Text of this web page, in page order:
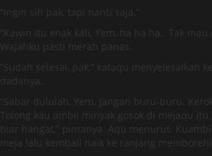
“Ingin sih pak, tapi nanti saja.”
“Kawin itu enak kali, Yem, ha ha ha.. Tak mau
Wajahku pasti merah panas.
“Sudah selesai, pak,” kataqu menyelesaikan
dadanya.
“Sabar dululah, Yem. Jangan buru-buru.
Tolong kau ambil minyak gosok di mejaqu itu
biar hangat,” pintanya. Aqu menurut.
meja lalu kembali naik ke ranjang memborehi